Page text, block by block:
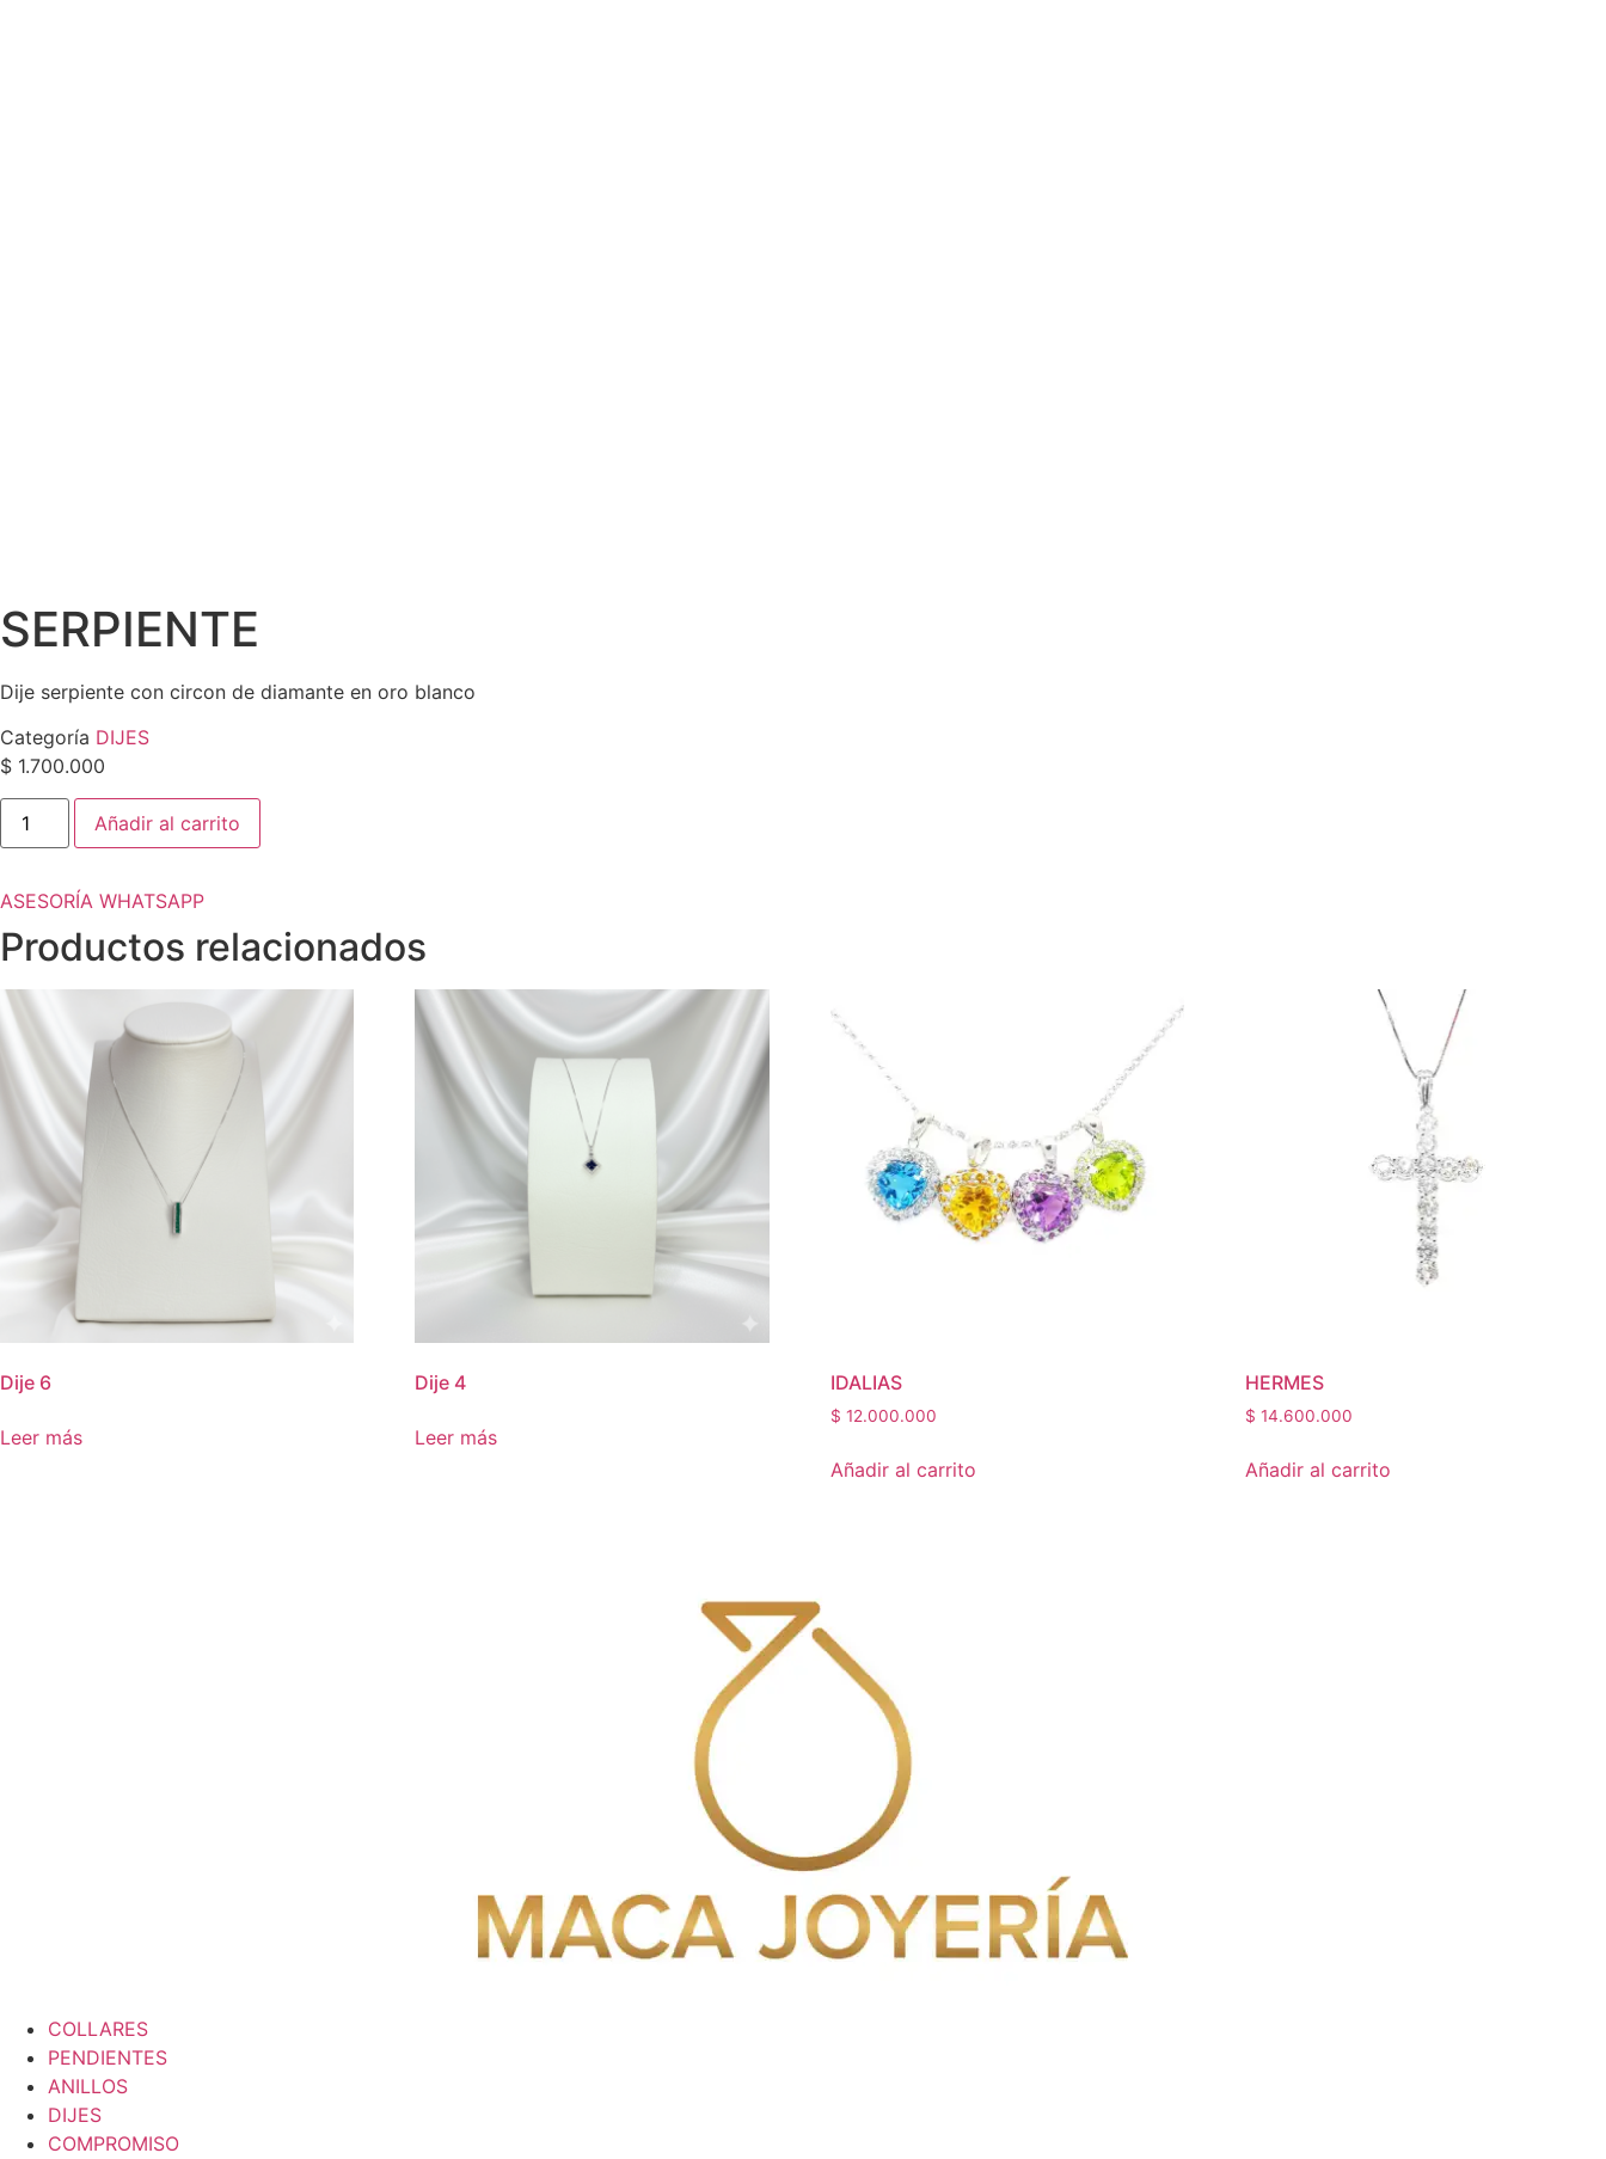
SERPIENTE
Dije serpiente con circon de diamante en oro blanco
Categoría DIJES
$ 1.700.000
SERPIENTE
cantidad
Añadir al carrito
ASESORÍA WHATSAPP
Productos relacionados
Dije 6
Leer más
Dije 4
Leer más
IDALIAS
$ 12.000.000
Añadir al carrito
HERMES
$ 14.600.000
Añadir al carrito
COLLARES
PENDIENTES
ANILLOS
DIJES
COMPROMISO